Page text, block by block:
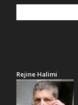
Rejine Halimi